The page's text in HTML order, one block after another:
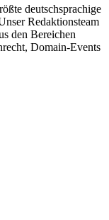
deutschsprachige
Redaktionsteam
den Bereichen
Domain-Events